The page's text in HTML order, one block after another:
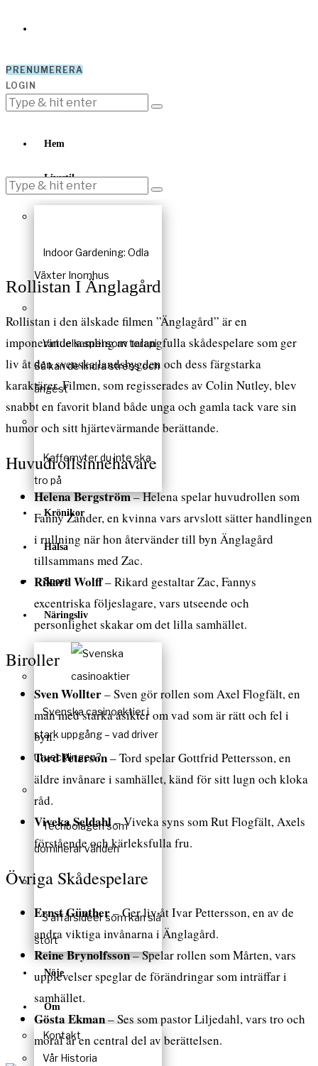
PRENUMERERA
LOGIN
Hem
Livsstil
Indoor Gardening: Odla
Växter Inomhus
Virtuella spel som terapi:
Så kan de lindra stress och
ångest
Kaffemyter du inte ska
tro på
Krönikor
Hälsa
Sport
Näringsliv
Svenska casinoaktier i
stark uppgång – vad driver
utvecklingen?
Techbolagen som
dominerar världen
3 affärsidéer som kan slå
stort
Nöje
Om
Kontakt
Vår Historia
Rollistan I Änglagård
Rollistan i den älskade filmen ”Änglagård” är en
imponerande samling av talangfulla skådespelare som ger
liv åt den svenska landsbygden och dess färgstarka
karaktärer. Filmen, som regisserades av Colin Nutley, blev
snabbt en favorit bland både unga och gamla tack vare sin
humor och sitt hjärtevärmande berättande.
Huvudrollsinnehavare
Helena Bergström– Helena spelar huvudrollen som
Fanny Zander, en kvinna vars arvslott sätter handlingen
i rullning när hon återvänder till byn Änglagård
tillsammans med Zac.
Rikard Wolff– Rikard gestaltar Zac, Fannys
excentriska följeslagare, vars utseende och
personlighet skakar om det lilla samhället.
Biroller
Sven Wollter– Sven gör rollen som Axel Flogfält, en
man med starka åsikter om vad som är rätt och fel i
byn.
Tord Peterson– Tord spelar Gottfrid Pettersson, en
äldre invånare i samhället, känd för sitt lugn och kloka
råd.
Viveka Seldahl– Viveka syns som Rut Flogfält, Axels
förstående och kärleksfulla fru.
Övriga Skådespelare
Ernst Günther– Ger liv åt Ivar Pettersson, en av de
andra viktiga invånarna i Änglagård.
Reine Brynolfsson– Spelar rollen som Mårten, vars
upplevelser speglar de förändringar som inträffar i
samhället.
Gösta Ekman– Ses som pastor Liljedahl, vars tro och
moral är en central del av berättelsen.